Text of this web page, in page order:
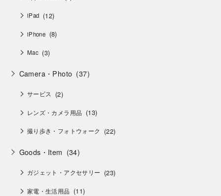
iPad (12)
iPhone (8)
Mac (3)
Camera・Photo (37)
サービス (2)
レンズ・カメラ用品 (13)
撮り歩き・フォトウォーク (22)
Goods・Item (34)
ガジェット・アクセサリー (23)
家電・生活用品 (11)